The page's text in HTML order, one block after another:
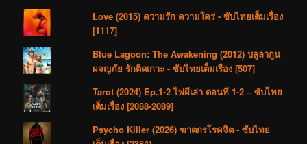
Love (2015) ความรัก ความใคร่ - ซับไทยเต็มเรื่อง
[1117]
Blue Lagoon: The Awakening (2012) บลูลากูน
ผจญภัย รักติดเกาะ - ซับไทยเต็มเรื่อง [507]
Tarot (2024) Ep.1-2 ไพ่ผีเล่า ตอนที่ 1-2 – ซับไทย
เต็มเรื่อง [2088-2089]
Psycho Killer (2026) ฆาตกรโรคจิต - ซับไทย